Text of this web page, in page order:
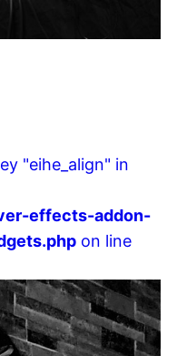
"eihe_align" in
effects-addon-
on line